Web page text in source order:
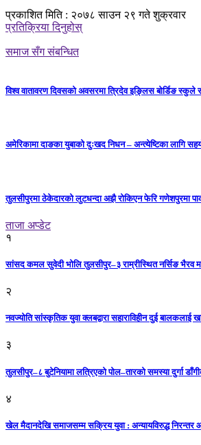
प्रकाशित मिति : २०७८ साउन २९ गते शुक्रवार
प्रतिक्रिया दिनुहोस्
समाज सँग संबन्धित
विश्व वातावरण दिवसको अवसरमा त्रिदेव इङ्लिस बोर्डिङ स्कुले
अमेरिकामा दाङका युबाको दुःखद निधन – अन्त्येष्टिका लागि
तुलसीपुरमा ठेकेदारको लुटधन्दा अझै रोकिएन फेरि गणेशपुरमा
ताजा अप्डेट
१
सांसद कमल सुवेदी भोलि तुलसीपुर–३ राम्रीस्थित नर्सिङ भैरव
२
नवज्योति सांस्कृतिक युवा क्लबद्वारा सहाराविहीन दुई
३
तुलसीपुर–८ बुटेनियामा लत्रिएको पोल–तारको समस्या दुर्गा
४
खेल मैदानदेखि समाजसम्म सक्रिय युवा : अन्यायविरुद्ध निरन्तर